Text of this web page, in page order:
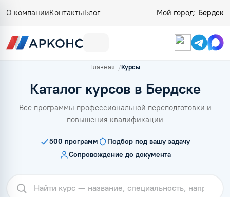
О компанииКонтактыБлог Мой город: Бердск
Главная Курсы
Каталог курсов в Бердске
Все программы профессиональной переподготовки и
повышения квалификации
500 программ
Подбор под вашу задачу
Сопровождение до документа